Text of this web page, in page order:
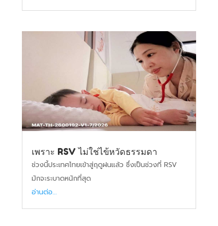
เพราะ RSV ไม่ใช่ไข้หวัดธรรมดา
ช่วงนี้ประเทศไทยเข้าสู่ฤดูฝนแล้ว ซึ่งเป็นช่วงที่ RSV
มักจะระบาดหนักที่สุด
อ่านต่อ...